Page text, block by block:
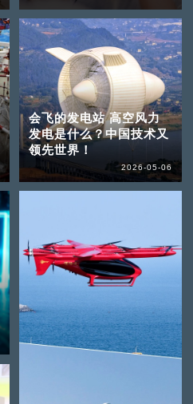
会飞的发电站 高空风力
发电是什么？中国技术又
领先世界！
2026-05-06